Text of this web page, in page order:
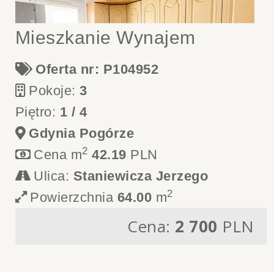
Mieszkanie Wynajem
Oferta nr: P104952
Pokoje:3
Piętro: 1 / 4
Gdynia Pogórze
Cena m2 42.19 PLN
Ulica: Staniewicza Jerzego
Powierzchnia 64.00 m2
Cena: 2 700 PLN